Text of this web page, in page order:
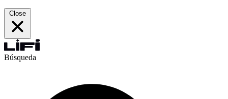
Close
Búsqueda